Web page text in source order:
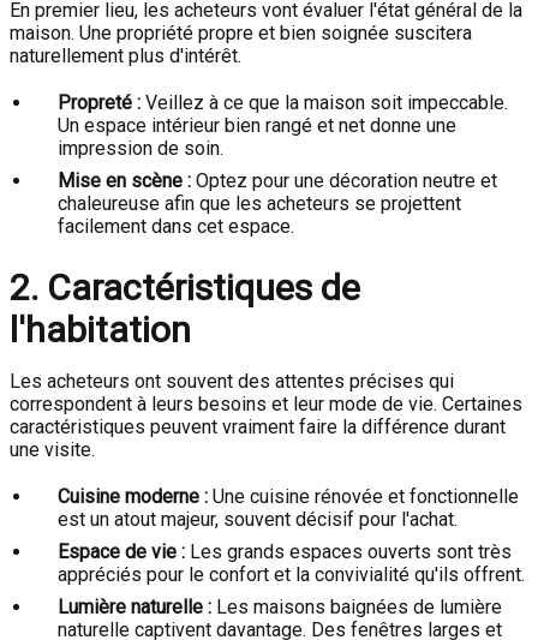
En premier lieu, les acheteurs vont évaluer l'état général de la
maison. Une propriété propre et bien soignée suscitera
naturellement plus d'intérêt.
Propreté : Veillez à ce que la maison soit impeccable.
Un espace intérieur bien rangé et net donne une
impression de soin.
Mise en scène : Optez pour une décoration neutre et
chaleureuse afin que les acheteurs se projettent
facilement dans cet espace.
2. Caractéristiques de
l'habitation
Les acheteurs ont souvent des attentes précises qui
correspondent à leurs besoins et leur mode de vie. Certaines
caractéristiques peuvent vraiment faire la différence durant
une visite.
Cuisine moderne : Une cuisine rénovée et fonctionnelle
est un atout majeur, souvent décisif pour l'achat.
Espace de vie : Les grands espaces ouverts sont très
appréciés pour le confort et la convivialité qu'ils offrent.
Lumière naturelle : Les maisons baignées de lumière
naturelle captivent davantage. Des fenêtres larges et